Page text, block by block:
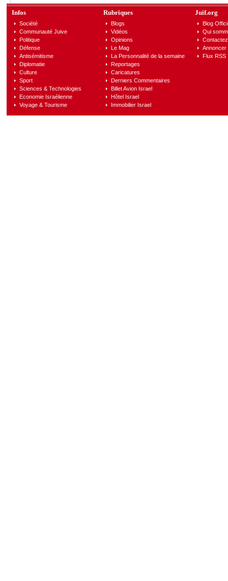
Infos
Société
Communauté Juive
Politique
Défense
Antisémitisme
Diplomatie
Culture
Sport
Sciences & Technologies
Economie Israélienne
Voyage & Tourisme
Rubriques
Blogs
Vidéos
Opinions
Le Mag
La Personnalité de la semaine
Reportages
Caricatures
Derniers Commentaires
Billet Avion Israel
Hôtel Israel
Immobilier Israel
Juif.org
Blog
Qui
Annoncer
Flux RSS